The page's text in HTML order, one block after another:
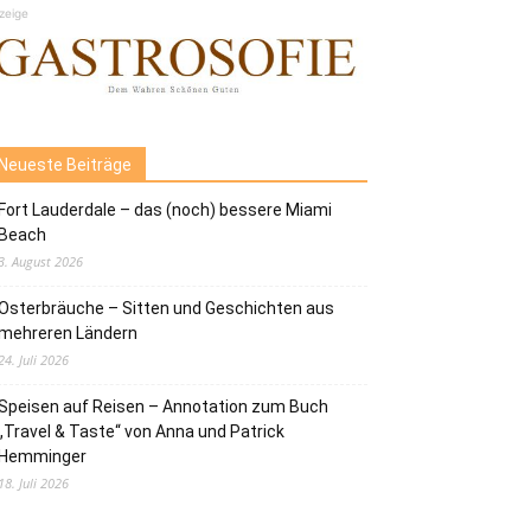
Beiträge
Lauderdale – das (noch) bessere Miami
August 2026
– Sitten und Geschichten aus
Ländern
Juli 2026
auf Reisen – Annotation zum Buch
& Taste“ von Anna und Patrick
Juli 2026